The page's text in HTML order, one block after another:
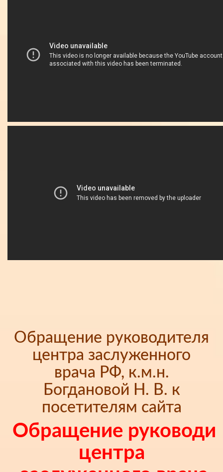
Обращение руководителя
центра заслуженного
врача РФ, к.м.н.
Богдановой Н. В. к
посетителям сайта
Обращение
центра